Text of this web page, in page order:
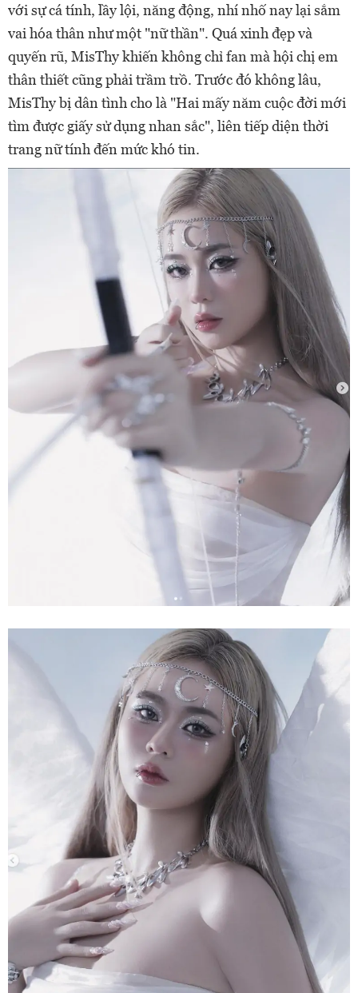
với sự cá tính, lầy lội, năng động, nhí nhố nay lại sắm
vai hóa thân như một "nữ thần". Quá xinh đẹp và
quyến rũ, MisThy khiến không chỉ fan mà hội chị em
thân thiết cũng phải trầm trồ. Trước đó không lâu,
MisThy bị dân tình cho là "Hai mấy năm cuộc đời mới
tìm được giấy sử dụng nhan sắc", liên tiếp diện thời
trang nữ tính đến mức khó tin.